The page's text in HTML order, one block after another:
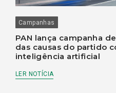
Campanhas
PAN lança campanha
das causas do partido
inteligência artificial
LER NOTÍCIA